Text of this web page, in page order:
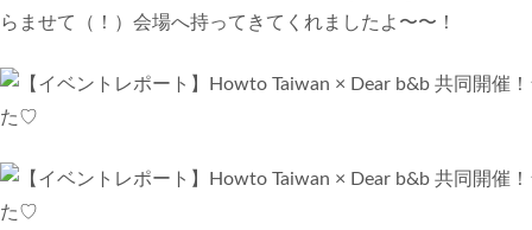
らませて（！）会場へ持ってきてくれましたよ〜〜！